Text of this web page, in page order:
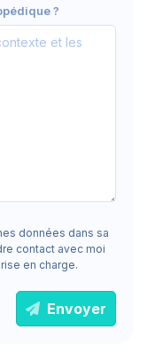
?
données dans sa
contact avec moi
en charge.
Envoyer